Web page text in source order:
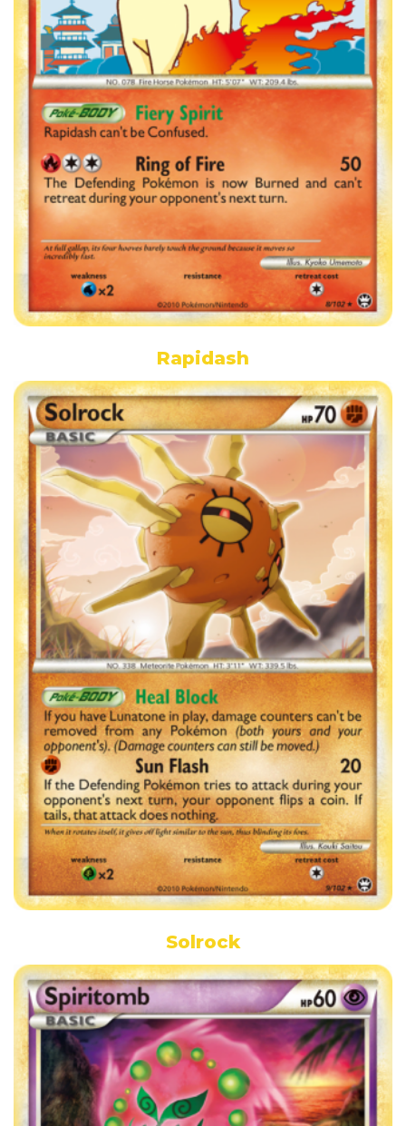
Rapidash
Solrock